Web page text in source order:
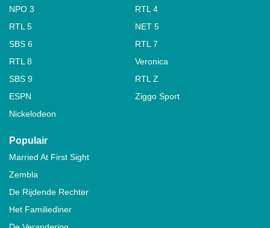
NPO 3
RTL 4
RTL 5
NET 5
SBS 6
RTL 7
RTL 8
Veronica
SBS 9
RTL Z
ESPN
Ziggo Sport
Nickelodeon
Populair
Married At First Sight
Zembla
De Rijdende Rechter
Het Familiediner